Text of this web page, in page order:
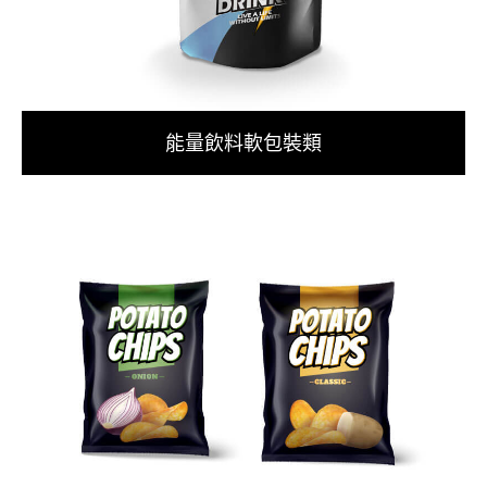
能量飲料軟包裝類